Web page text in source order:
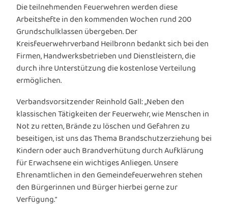
Die teilnehmenden Feuerwehren werden diese
Arbeitshefte in den kommenden Wochen rund 200
Grundschulklassen übergeben. Der
Kreisfeuerwehrverband Heilbronn bedankt sich bei den
Firmen, Handwerksbetrieben und Dienstleistern, die
durch ihre Unterstützung die kostenlose Verteilung
ermöglichen.
Verbandsvorsitzender Reinhold Gall: „Neben den
klassischen Tätigkeiten der Feuerwehr, wie Menschen in
Not zu retten, Brände zu löschen und Gefahren zu
beseitigen, ist uns das Thema Brandschutzerziehung bei
Kindern oder auch Brandverhütung durch Aufklärung
für Erwachsene ein wichtiges Anliegen. Unsere
Ehrenamtlichen in den Gemeindefeuerwehren stehen
den Bürgerinnen und Bürger hierbei gerne zur
Verfügung.“